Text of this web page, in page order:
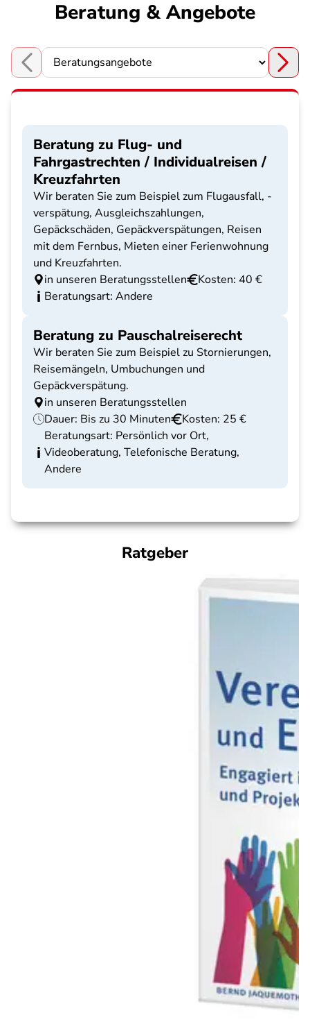
Beratung & Angebote
Choose a section
Beratung zu Flug- und
Fahrgastrechten / Individualreisen /
Kreuzfahrten
Wir beraten Sie zum Beispiel zum Flugausfall, -
verspätung, Ausgleichszahlungen,
Gepäckschäden, Gepäckverspätungen, Reisen
mit dem Fernbus, Mieten einer Ferienwohnung
und Kreuzfahrten.
in unseren Beratungsstellen
Kosten: 40 €
Beratungsart: Andere
Beratung zu Pauschalreiserecht
Wir beraten Sie zum Beispiel zu Stornierungen,
Reisemängeln, Umbuchungen und
Gepäckverspätung.
in unseren Beratungsstellen
Dauer: Bis zu 30 Minuten
Kosten: 25 €
Beratungsart: Persönlich vor Ort,
Videoberatung, Telefonische Beratung,
Andere
Ratgeber